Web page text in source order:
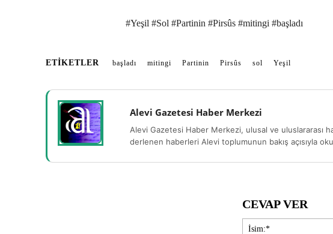
#Yeşil #Sol #Partinin #Pirsûs #mitingi #başladı
ETIKETLER başladı mitingi Partinin Pirsûs sol Yeşil
Alevi Gazetesi Haber Merkezi
Alevi Gazetesi Haber Merkezi, ulusal ve uluslararası
derlenen haberleri Alevi toplumunun bakış açısıyla
CEVAP VER